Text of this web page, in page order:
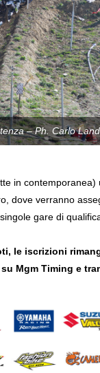
– Ph. Carlo
in
dove verranno
gare di
le iscrizioni
Mgm Timing e